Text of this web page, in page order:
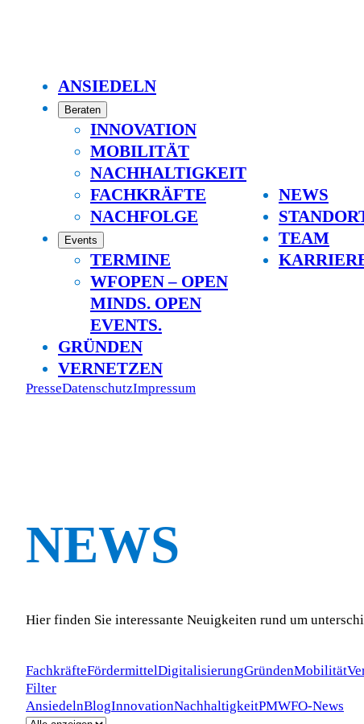
ANSIEDELN
Beraten
INNOVATION
MOBILITÄT
NACHHALTIGKEIT
FACHKRÄFTE
NACHFOLGE
Events
TERMINE
WFOPEN – OPEN
MINDS. OPEN
EVENTS.
GRÜNDEN
VERNETZEN
NEWS
TEAM
PresseDatenschutzImpressum
NEWS
Hier finden Sie interessante Neuigkeiten rund um
FachkräfteFördermittelDigitalisierungGründenMobilität
Filter
AnsiedelnBlogInnovationNachhaltigkeitPMWFO-News